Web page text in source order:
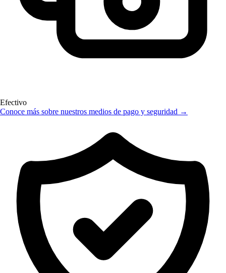
Efectivo
Conoce más sobre nuestros medios de pago y seguridad →